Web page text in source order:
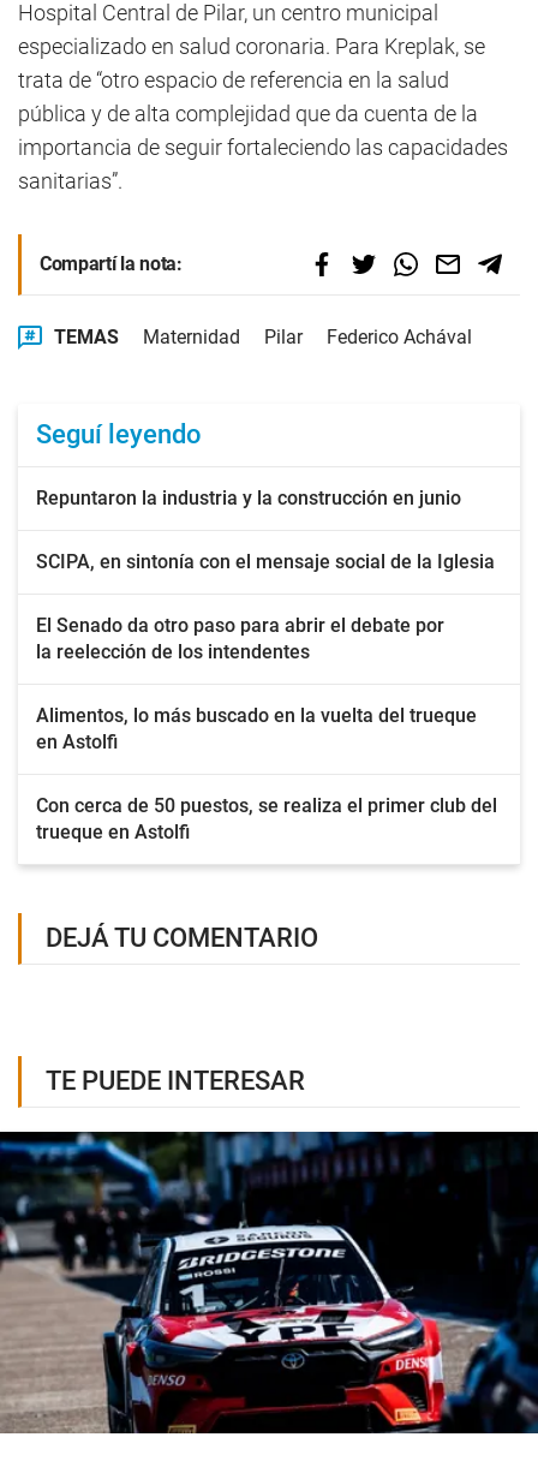
Hospital Central de Pilar, un centro municipal
especializado en salud coronaria. Para Kreplak, se
trata de “otro espacio de referencia en la salud
pública y de alta complejidad que da cuenta de la
importancia de seguir fortaleciendo las capacidades
sanitarias”.
Compartí la nota:
TEMAS Maternidad Pilar Federico Achával
Seguí leyendo
Repuntaron la industria y la construcción en junio
SCIPA, en sintonía con el mensaje social de la Iglesia
El Senado da otro paso para abrir el debate por
la reelección de los intendentes
Alimentos, lo más buscado en la vuelta del trueque
en Astolfi
Con cerca de 50 puestos, se realiza el primer club del
trueque en Astolfi
DEJÁ TU COMENTARIO
TE PUEDE INTERESAR